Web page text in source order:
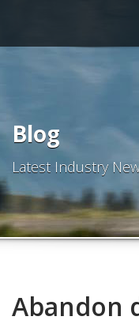
Blog
Latest Industry
Abandon